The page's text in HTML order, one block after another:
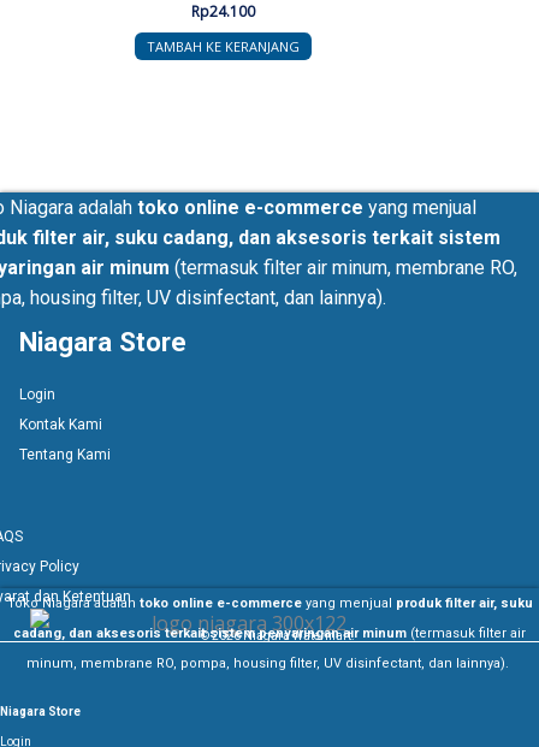
Rp24.100
TAMBAH KE KERANJANG
Niagara adalah toko online e-commerce yang menjual
filter air, suku cadang, dan aksesoris terkait sistem
air minum (termasuk filter air minum, membrane RO,
housing filter, UV disinfectant, dan lainnya).
Niagara Store
Login
Kontak Kami
Tentang Kami
Policy
dan Ketentuan
© 2026 Niagara Watermart.
Toko Niagara adalah toko online e-commerceyang menjual produk filter air, suku
cadang, dan aksesoris terkait sistem penyaringan air minum (termasuk filter air
minum, membrane RO, pompa, housing filter, UV disinfectant, dan lainnya).
Niagara Store
Login